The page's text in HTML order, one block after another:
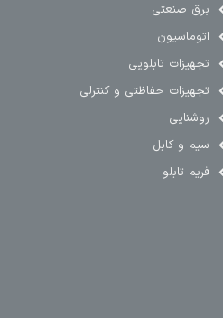
برق صنعتی
اتوماسیون
تجهیزات تابلویی
تجهیزات حفاظتی و کنترلی
روشنایی
سیم و کابل
فریم تابلو